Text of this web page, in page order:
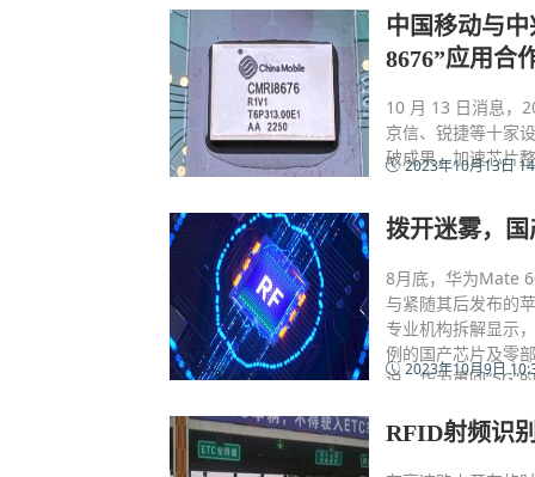
中国移动与
8676”应用合
10 月 13 日消息，
京信、锐捷等十家
破成果，加速芯片
2023年10月13日
拨开迷雾，
8月底，华为Mate
与紧随其后发布的
专业机构拆解显示
例的国产芯片及零
说，华为重回“5G”
2023年10月9日
RFID射频识